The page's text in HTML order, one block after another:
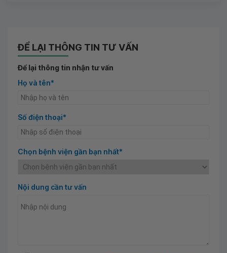
ĐỂ LẠI THÔNG TIN TƯ VẤN
Để lại thông tin nhận tư vấn
Họ và tên*
Số điện thoại*
Chọn bệnh viện gần bạn nhất*
Nội dung cần tư vấn